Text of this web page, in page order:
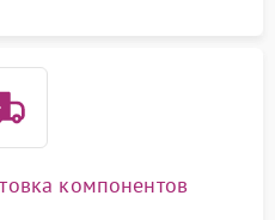
компонентов